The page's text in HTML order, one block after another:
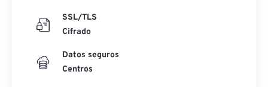
SSL/TLS
Cifrado
Datos seguros
Centros